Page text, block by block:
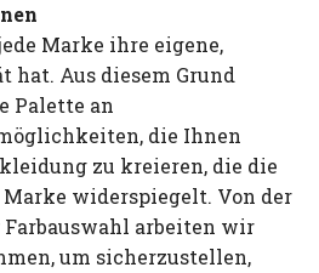
Marke ihre eigene,
Aus diesem Grund
Palette an
die Ihnen
zu kreieren, die die
widerspiegelt. Von der
arbeiten wir
um sicherzustellen,